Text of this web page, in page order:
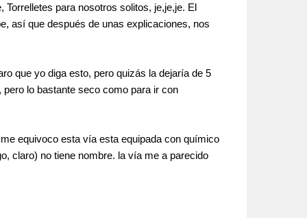
para nosotros solitos, je,je,je. El
así que después de unas explicaciones, nos
que yo diga esto, pero quizás la dejaría de 5
lo bastante seco como para ir con
equivoco esta vía esta equipada con químico
claro) no tiene nombre. la vía me a parecido